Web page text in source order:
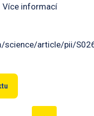
Více informací
science/article/pii/